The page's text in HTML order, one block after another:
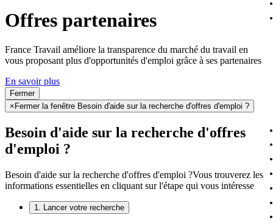
Offres partenaires
France Travail améliore la transparence du marché du travail en
vous proposant plus d'opportunités d'emploi grâce à ses partenaires
En savoir plus
Fermer
× Fermer la fenêtre Besoin d'aide sur la recherche d'offres d'emploi ?
Besoin d'aide sur la recherche d'offres
d'emploi ?
Besoin d'aide sur la recherche d'offres d'emploi ?Vous trouverez les
informations essentielles en cliquant sur l'étape qui vous intéresse
1. Lancer votre recherche